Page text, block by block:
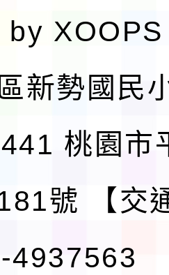
by XOOPS
新勢國民
桃園市
號
【交
4937563